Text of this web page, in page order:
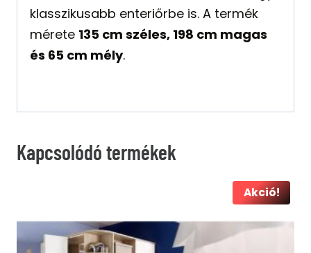
klasszikusabb enteriőrbe is. A termék
mérete 135 cm széles, 198 cm magas
és 65 cm mély.
Kapcsolódó termékek
Akció!